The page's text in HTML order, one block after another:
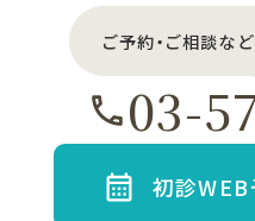
ご予約・ご相談な
03-
初診WEB